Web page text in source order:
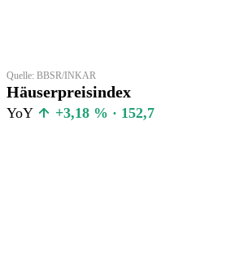
Quelle: BBSR/INKAR
Häuserpreisindex
YoY +3,18 % · 152,7